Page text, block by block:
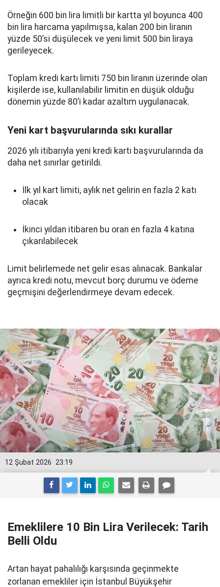
Örneğin 600 bin lira limitli bir kartta yıl boyunca 400
bin lira harcama yapılmışsa, kalan 200 bin liranın
yüzde 50’si düşülecek ve yeni limit 500 bin liraya
gerileyecek.
Toplam kredi kartı limiti 750 bin liranın üzerinde olan
kişilerde ise, kullanılabilir limitin en düşük olduğu
dönemin yüzde 80’i kadar azaltım uygulanacak.
Yeni kart başvurularında sıkı kurallar
2026 yılı itibarıyla yeni kredi kartı başvurularında da
daha net sınırlar getirildi.
İlk yıl kart limiti, aylık net gelirin en fazla 2 katı
olacak
İkinci yıldan itibaren bu oran en fazla 4 katına
çıkarılabilecek
Limit belirlemede net gelir esas alınacak. Bankalar
ayrıca kredi notu, mevcut borç durumu ve ödeme
geçmişini değerlendirmeye devam edecek.
23:19
12 Şubat 2026
Emeklilere 10 Bin Lira Verilecek: Tarih
Belli Oldu
Artan hayat pahalılığı karşısında geçinmekte
zorlanan emekliler için İstanbul Büyükşehir